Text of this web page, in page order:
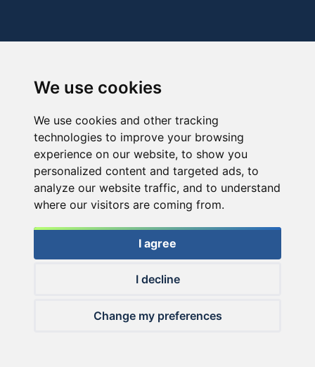
We use cookies
We use cookies and other tracking
technologies to improve your browsing
experience on our website, to show you
personalized content and targeted ads, to
analyze our website traffic, and to understand
where our visitors are coming from.
I agree
I decline
Change my preferences